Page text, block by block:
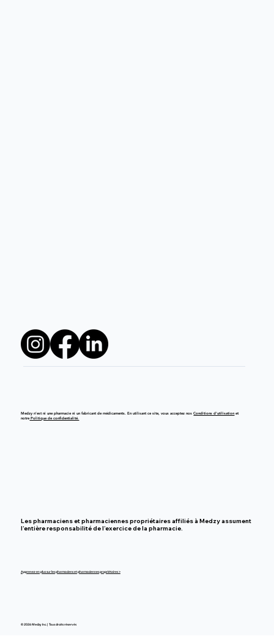
© 2026 Medzy Inc. | Tous droits réservés
Apprenez-en plus sur les pharmaciens et pharmaciennes propriétaires >
Les pharmaciens et pharmaciennes propriétaires affiliés à Medzy assument
l’entière responsabilité de l’exercice de la pharmacie.
Medzy n’est ni une pharmacie ni un fabricant de médicaments. En utilisant ce site, vous acceptez nosConditions d’utilisation et
notrePolitique de confidentialité.